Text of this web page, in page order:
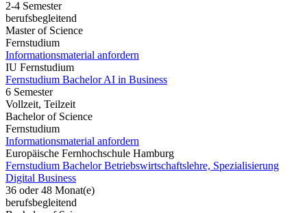
2-4 Semester
berufsbegleitend
Master of Science
Fernstudium
Informationsmaterial anfordern
IU Fernstudium
Fernstudium Bachelor AI in Business
6 Semester
Vollzeit, Teilzeit
Bachelor of Science
Fernstudium
Informationsmaterial anfordern
Europäische Fernhochschule Hamburg
Fernstudium Bachelor Betriebswirtschaftslehre, Spezialisierung
Digital Business
36 oder 48 Monat(e)
berufsbegleitend